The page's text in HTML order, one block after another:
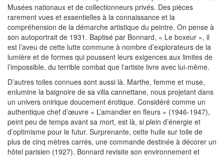
Musées nationaux et de collectionneurs privés. Des pièces
rarement vues et essentielles à la connaissance et la
compréhension de la démarche artistique du peintre. On pense à
son autoportrait de 1931. Baptisé par Bonnard, « Le boxeur », il
est l’aveu de cette lutte commune à nombre d’explorateurs de la
lumière et de formes qui poussent leurs exigences aux limites de
l’impossible, du terrible combat que l'artiste livre avec lui-même.
D’autres toiles connues sont aussi là. Marthe, femme et muse,
enlumine la baignoire de sa villa cannettane, nous projetant dans
un univers onirique doucement érotique. Considéré comme un
authentique chef d’œuvre « L’amandier en fleurs » (1946-1947),
peint peu de temps avant sa mort, est là, si plein d’énergie et
d’optimisme pour le futur. Surprenante, cette huile sur toile de
plus de cinq mètres carrés, une commande destinée à décorer un
hôtel parisien (1927). Bonnard revisite son environnement et